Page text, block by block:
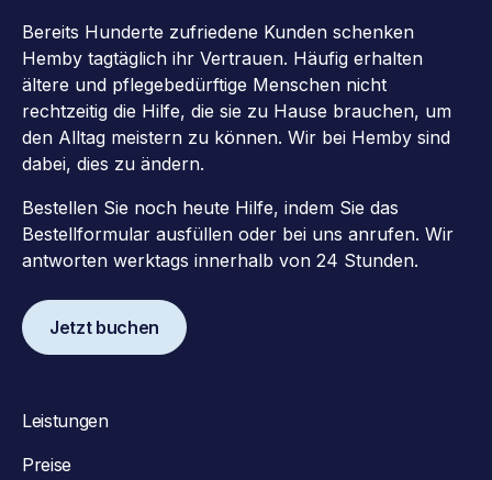
Bereits Hunderte zufriedene Kunden schenken
Hemby tagtäglich ihr Vertrauen. Häufig erhalten
ältere und pflegebedürftige Menschen nicht
rechtzeitig die Hilfe, die sie zu Hause brauchen, um
den Alltag meistern zu können. Wir bei Hemby sind
dabei, dies zu ändern.
Bestellen Sie noch heute Hilfe, indem Sie das
Bestellformular ausfüllen oder bei uns anrufen. Wir
antworten werktags innerhalb von 24 Stunden.
Jetzt buchen
Leistungen
Preise